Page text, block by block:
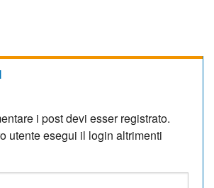
i post devi esser registrato.
utente esegui il login altrimenti